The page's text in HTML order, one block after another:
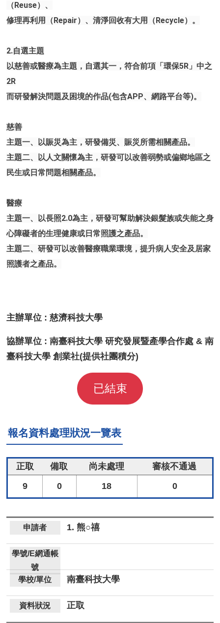
（Reuse）、
修理再利用（Repair）、清淨回收有大用（Recycle）。
2.自選主題
以慈善或醫療為主題，自選其一，符合前項「環保5R」中之
2R
而研發解決問題及困境的作品(包含APP、網路平台等)。
慈善
主題一、以賑災為主，研發備災、賑災所需相關產品。
主題二、以人文關懷為主，研發可以改善弱勢或偏鄉地區之
民生或日常問題相關產品。
醫療
主題一、以長照2.0為主，研發可幫助解決銀髮族或失能之身
心障礙者的生理健康或日常照護之產品。
主題二、研發可以改善醫療職業環境，提升病人安全及居家
照護者之產品。
主辦單位 : 慈濟科技大學
協辦單位 : 南臺科技大學 研究發展暨產學合作處 & 南
臺科技大學 創業社(提供社團積分)
已結束
報名資料處理狀況一覽表
正取 備取 尚未處理
審核不通過
9
0 18 0
1. 熊○禧
南臺科技大學
正取